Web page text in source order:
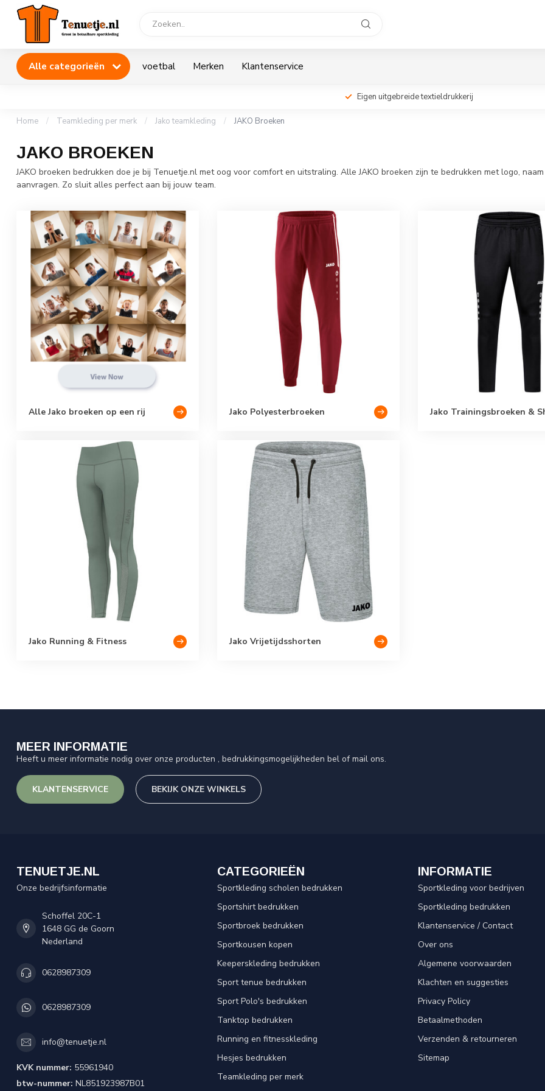
Alle categorieën voetbal Merken Klantenservice
Eigen uitgebreide textieldrukkerij
Home / Teamkleding per merk / Jako teamkleding / JAKO Broeken
JAKO BROEKEN
JAKO broeken bedrukken doe je bij Tenuetje.nl met oog voor comfort en uitstraling. Alle JAKO broeken zijn te bedrukken met logo,
aanvragen. Zo sluit alles perfect aan bij jouw team.
Alle Jako broeken op een rij Jako Polyesterbroeken Jako Trainingsbroeken &
Jako Running & Fitness Jako Vrijetijdsshorten
MEER INFORMATIE
Heeft u meer informatie nodig over onze producten , bedrukkingsmogelijkheden bel of mail ons.
KLANTENSERVICE BEKIJK ONZE WINKELS
TENUETJE.NL
Onze bedrijfsinformatie
Schoffel 20C-1
1648 GG de Goorn
Nederland
0628987309
0628987309
info@tenuetje.nl
KVK nummer: 55961940
btw-nummer: NL851923987B01
CATEGORIEËN
Sportkleding scholen bedrukken
Sportshirt bedrukken
Sportbroek bedrukken
Sportkousen kopen
Keeperskleding bedrukken
Sport tenue bedrukken
Sport Polo's bedrukken
Tanktop bedrukken
Running en fitnesskleding
Hesjes bedrukken
Teamkleding per merk
INFORMATIE
Sportkleding voor bedrijven
Sportkleding bedrukken
Klantenservice / Contact
Over ons
Algemene voorwaarden
Klachten en suggesties
Privacy Policy
Betaalmethoden
Verzenden & retourneren
Sitemap